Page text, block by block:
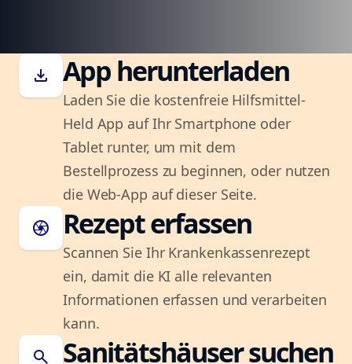
download App herunterladen
Laden Sie die kostenfreie Hilfsmittel-
Held App auf Ihr Smartphone oder
Tablet runter, um mit dem
Bestellprozess zu beginnen, oder nutzen
die Web-App auf dieser Seite.
camera Rezept erfassen
Scannen Sie Ihr Krankenkassenrezept
ein, damit die KI alle relevanten
Informationen erfassen und verarbeiten
kann.
search Sanitätshäuser suchen